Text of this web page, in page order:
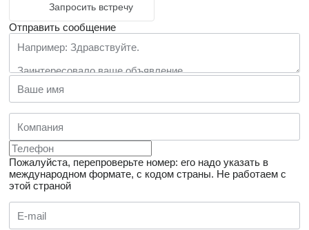
Запросить встречу
Отправить сообщение
Пожалуйста, перепроверьте номер: его надо указать в
международном формате, с кодом страны. Не работаем с
этой страной